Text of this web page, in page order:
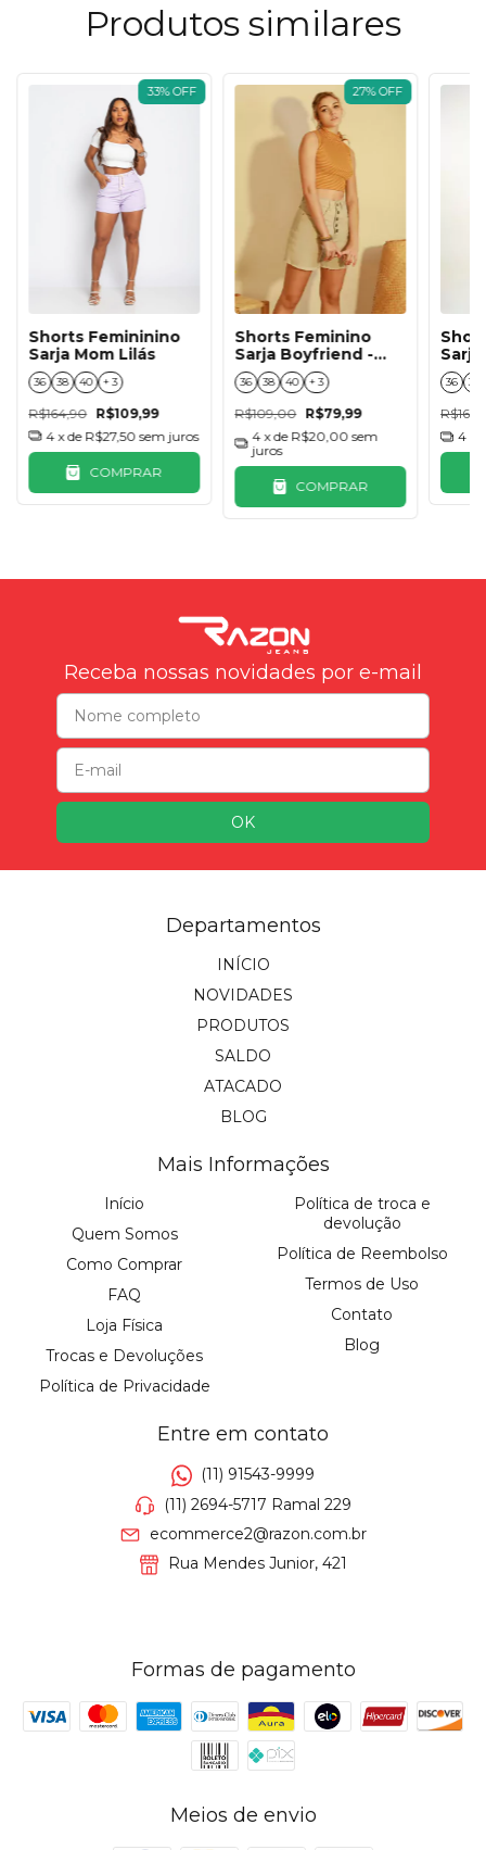
Produtos similares
33%OFF
Shorts Femininino
Sarja Mom Lilás
36 38 40 + 3
R$164,90
R$109,99
4 x de R$27,50 sem juros
COMPRAR
27%OFF
Shorts Feminino
Sarja Boyfriend -
Areia
36 38 40 + 3
R$109,00 R$79,99
4 x de R$20,00 sem
juros
COMPRAR
36 38
4
Receba nossas novidades por e-mail
Departamentos
INÍCIO
NOVIDADES
PRODUTOS
SALDO
ATACADO
BLOG
Mais Informações
Início
Quem Somos
Como Comprar
FAQ
Loja Física
Trocas e Devoluções
Política de Privacidade
Política de troca e
devolução
Política de Reembolso
Termos de Uso
Contato
Blog
Entre em contato
(11) 91543-9999
(11) 2694-5717 Ramal 229
ecommerce2@razon.com.br
Rua Mendes Junior, 421
Formas de pagamento
Meios de envio